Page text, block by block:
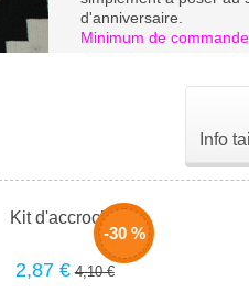
d'anniversaire.
Minimum de
Info
-30 %
Kit d'accroche
2,87 € 4,10 €